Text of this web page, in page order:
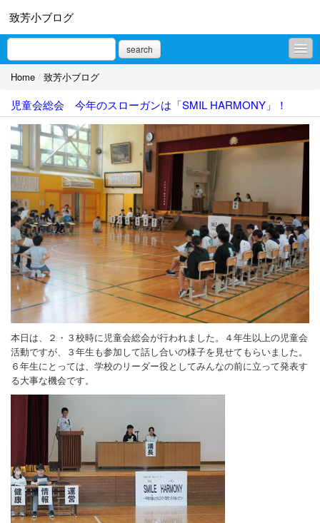
致芳小ブログ
search
致芳小ブログ
プロフィール
Home / 致芳小ブログ
児童会総会 今年のスローガンは「SMIL HARMONY」！
本日は、２・３校時に児童会総会が行われました。４年生以上の児童会
活動ですが、３年生も参加して話し合いの様子を見せてもらいました。
６年生にとっては、学校のリーダー役としてみんなの前に立って発表す
る大事な機会です。